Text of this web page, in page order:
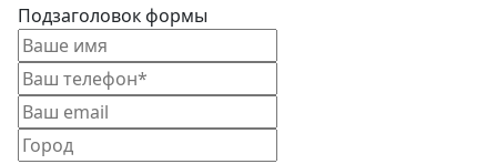
Подзаголовок формы